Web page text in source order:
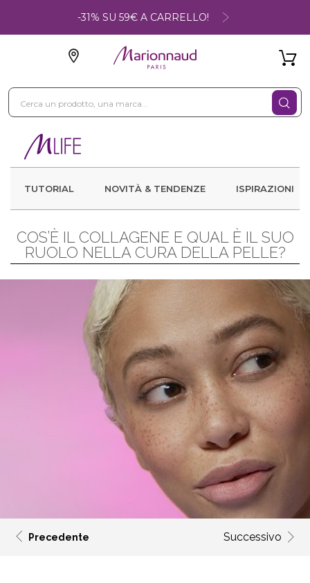
-31% SU 59€ A CARRELLO!
TUTORIAL NOVITÀ & TENDENZE ISPIRAZIONI
COS’È IL COLLAGENE E QUAL È IL SUO
RUOLO NELLA CURA DELLA PELLE?
Precedente Successivo